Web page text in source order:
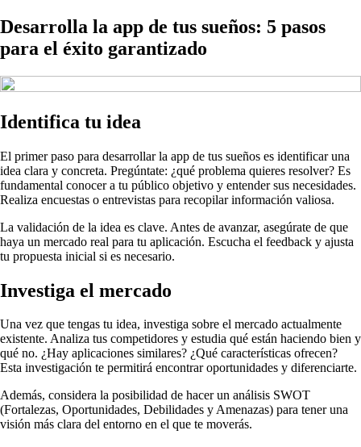
Desarrolla la app de tus sueños: 5 pasos
para el éxito garantizado
Identifica tu idea
El primer paso para desarrollar la app de tus sueños es identificar una
idea clara y concreta. Pregúntate: ¿qué problema quieres resolver? Es
fundamental conocer a tu público objetivo y entender sus necesidades.
Realiza encuestas o entrevistas para recopilar información valiosa.
La validación de la idea es clave. Antes de avanzar, asegúrate de que
haya un mercado real para tu aplicación. Escucha el feedback y ajusta
tu propuesta inicial si es necesario.
Investiga el mercado
Una vez que tengas tu idea, investiga sobre el mercado actualmente
existente. Analiza tus competidores y estudia qué están haciendo bien y
qué no. ¿Hay aplicaciones similares? ¿Qué características ofrecen?
Esta investigación te permitirá encontrar oportunidades y diferenciarte.
Además, considera la posibilidad de hacer un análisis SWOT
(Fortalezas, Oportunidades, Debilidades y Amenazas) para tener una
visión más clara del entorno en el que te moverás.